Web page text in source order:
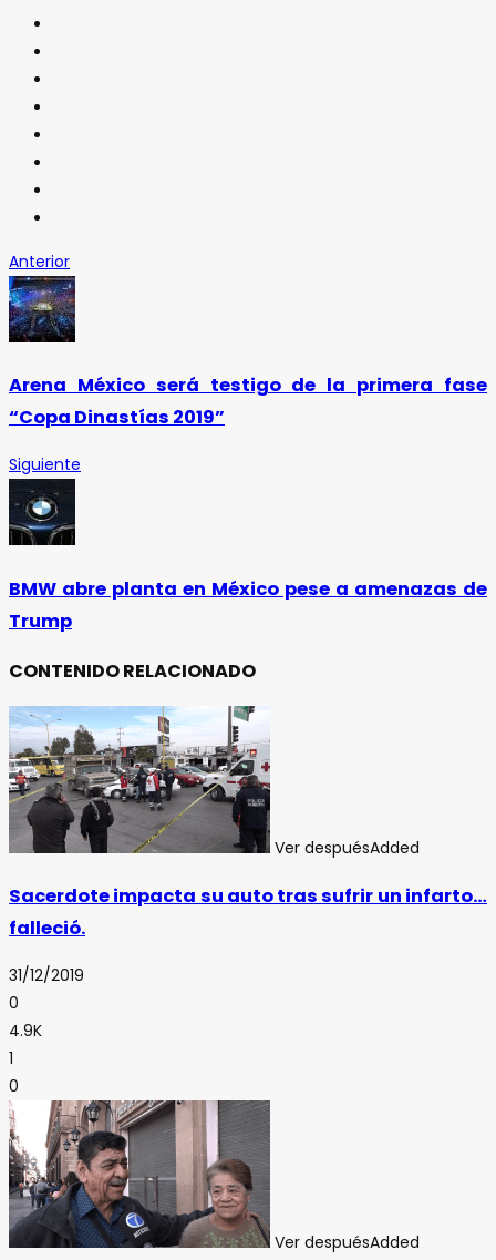
Anterior
Arena México será testigo de la primera fase
“Copa Dinastías 2019”
Siguiente
BMW abre planta en México pese a amenazas de
Trump
CONTENIDO RELACIONADO
Ver despuésAdded
Sacerdote impacta su auto tras sufrir un infarto…
falleció.
31/12/2019
0
4.9K
1
0
Ver despuésAdded